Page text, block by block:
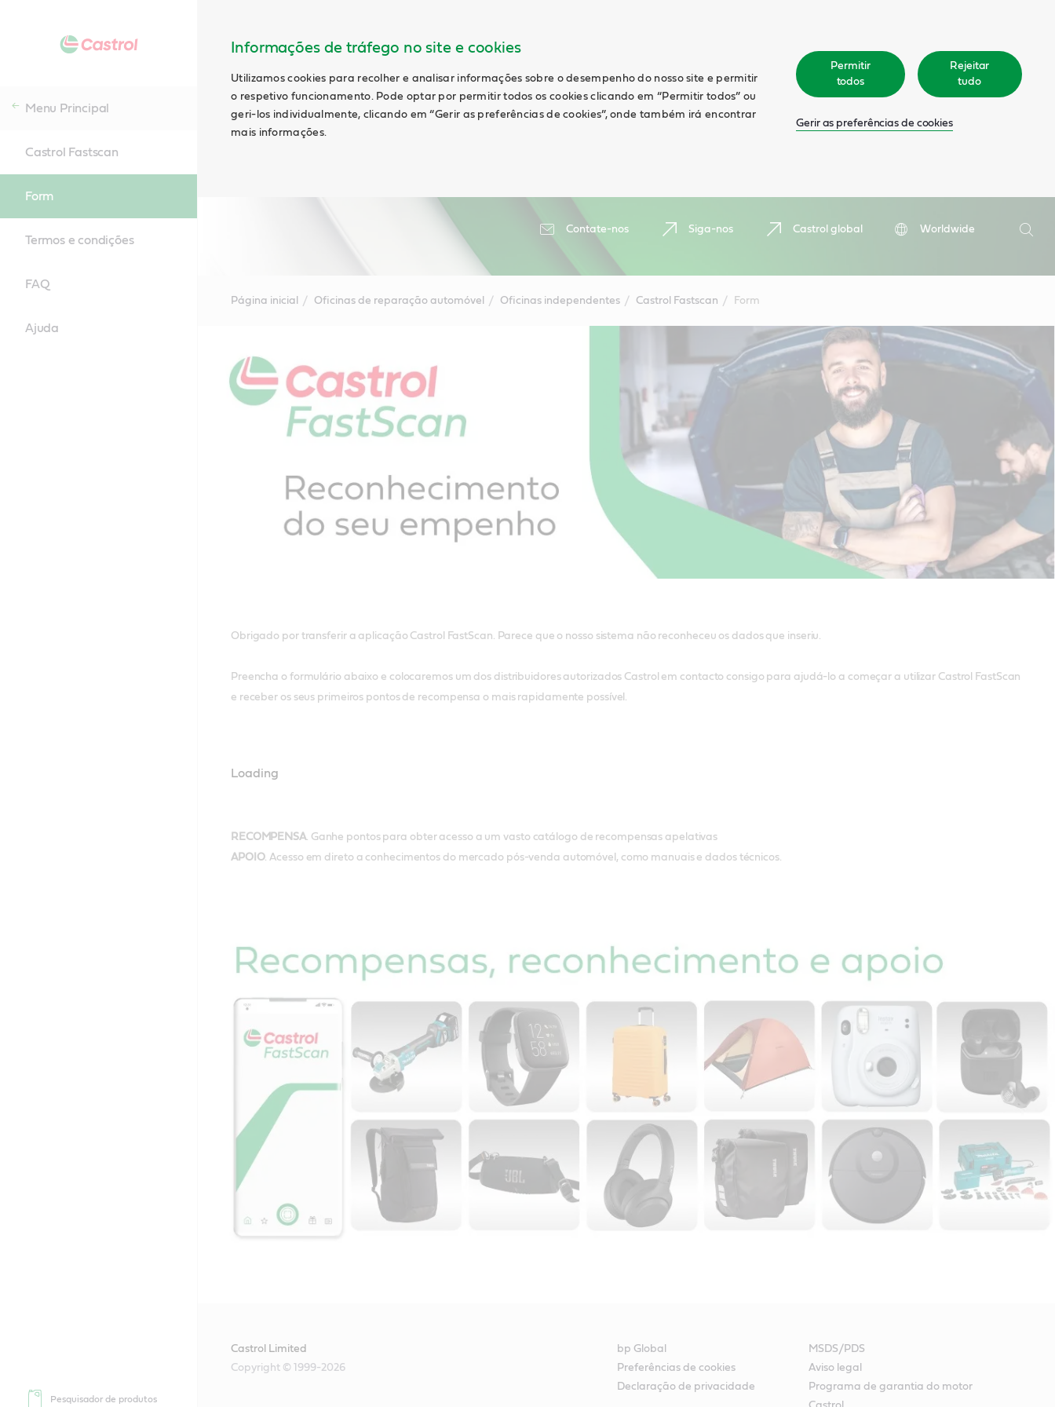
Informações de tráfego no site e cookies
Utilizamos cookies para recolher e analisar informações sobre o desempenho do nosso site e permitir
o respetivo funcionamento. Pode optar por permitir todos os cookies clicando em “Permitir todos” ou
geri-los individualmente, clicando em “Gerir as preferências de cookies”, onde também irá encontrar
mais informações.
Permitir
todos
Rejeitar
tudo
Gerir as preferências de cookies
Contate-nos Siga-nos Castrol global
Worldwide
Menu Principal
Castrol Fastscan
Form
Termos e condições
FAQ
Ajuda
Pesquisador de produtos
Página inicial Oficinas de reparação automóvel Oficinas independentes Castrol Fastscan Form
Obrigado por transferir a aplicação Castrol FastScan. Parece que o nosso sistema não reconheceu os dados que inseriu.
Preencha o formulário abaixo e colocaremos um dos distribuidores autorizados Castrol em contacto consigo para ajudá-lo a começar a utilizar Castrol FastScan
e receber os seus primeiros pontos de recompensa o mais rapidamente possível.
Loading
RECOMPENSA. Ganhe pontos para obter acesso a um vasto catálogo de recompensas apelativas
APOIO. Acesso em direto a conhecimentos do mercado pós-venda automóvel, como manuais e dados técnicos.
Castrol Limited
Copyright © 1999-2026
bp Global
MSDS/PDS
Preferências de cookies
Aviso legal
Declaração de privacidade
Programa de garantia do motor